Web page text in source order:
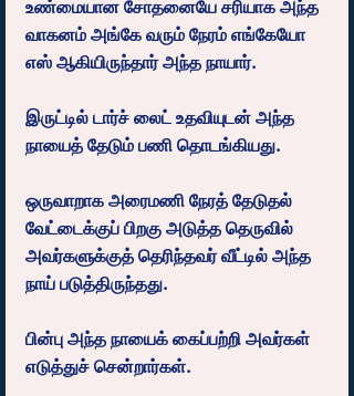
உண்மையான சோதனையே சரியாக அந்த
வாகனம் அங்கே வரும் நேரம் எங்கேயோ
எஸ் ஆகியிருந்தார் அந்த நாயார்.
இருட்டில் டார்ச் லைட் உதவியுடன் அந்த
நாயைத் தேடும் பணி தொடங்கியது.
ஒருவாறாக அரைமணி நேரத் தேடுதல்
வேட்டைக்குப் பிறகு அடுத்த தெருவில்
அவர்களுக்குத் தெரிந்தவர் வீட்டில் அந்த
நாய் படுத்திருந்தது.
பின்பு அந்த நாயைக் கைப்பற்றி அவர்கள்
எடுத்துச் சென்றார்கள்.